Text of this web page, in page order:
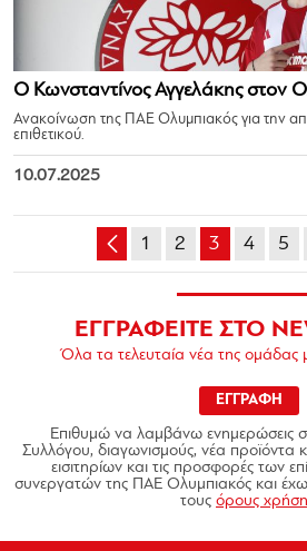
Ο Κωνσταντίνος Αγγελάκης στον
Ανακοίνωση της ΠΑΕ Ολυμπιακός για την
επιθετικού.
10.07.2025
1 2 3 4 5
ΕΓΓΡΑΦΕΙΤΕ ΣΤΟ
Όλα τα τελευταία νέα της
ΕΓΓΡΑΦΗ
Επιθυμώ να λαμβάνω ενημερώσεις
Συλλόγου, διαγωνισμούς, νέα προϊόντα
εισιτηρίων και τις προσφορές των
συνεργατών της ΠΑΕ Ολυμπιακός και έχω
τους όρους